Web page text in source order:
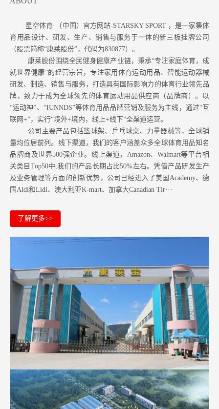
星空体育·（中国）官方网站-STARSKY SPORT ，是一家集体
育用品设计、研发、生产、销售与服务于一体的新三板挂牌公司
（股票简称“康莱股份”，代码为830877）。
康莱股份围绕全民健身健康产业链，秉承“专注家庭体育，成
就世界健康”的经营宗旨，专注家用体育运动用品、智能运动器械
研发、制造、销售与服务，打造具有国际影响力的体育行业领先品
牌，致力于成为全球领先的体育运动用品供应商（品牌商）。以
“运动神”、“IUNNDS”等体育用品品牌营销及服务为主线，通过“互
联网+”，实行“境外+境内，线上+线下”全渠道运营。
公司主要产品包括篮球架、乒乓球桌、力量器械等，全球销
量均位居前列。 线下渠道，我们的客户涵盖众多全球体育用品知名
品牌商及世界500强企业。 线上渠道，Amazon、Walmart等平台相
关类目Top50中,我们的产品长期占比50%左右。凭借产品研发生产
及业务管理等方面的创新优势，公司已经进入了美国Academy、德
国Aldi和Lidl、澳大利亚K-mart、加拿大Canadian Tir···
了解更多>>